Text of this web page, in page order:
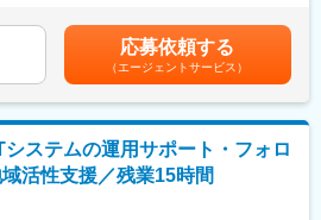
直接いただける機会も多く、人の役に立つ
ケーブルテレビ、インターネット、電話、
どを展開する地域密着企業です。長年培っ
度を強みに、多角的な事業にも挑戦してい
サービスと先進的な通信技術を強みに安定
域社会を支える情報インフラ企業としてさ
、料金プラン提案、MNP対応
信サービスの接客、販売業務
タッフの育成、フォロー
や運用ルールを習得後、これまで培った販
活躍いただきます。店舗改善や集客施策の
ています。
。月給(月額)は固定手当を含めた表記です。
応募依頼する
（エージェントサービス）
システムの運用サポート・フォロ
活性支援／残業15時間